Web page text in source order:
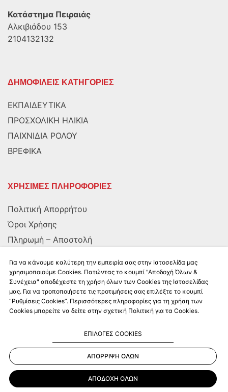
Κατάστημα Πειραιάς
Αλκιβιάδου 153
2104132132
ΔΗΜΟΦΙΛΕΙΣ ΚΑΤΗΓΟΡΙΕΣ
ΕΚΠΑΙΔΕΥΤΙΚΑ
ΠΡΟΣΧΟΛΙΚΗ ΗΛΙΚΙΑ
ΠΑΙΧΝΙΔΙΑ ΡΟΛΟΥ
ΒΡΕΦΙΚΑ
ΧΡΗΣΙΜΕΣ ΠΛΗΡΟΦΟΡΙΕΣ
Πολιτική Απορρήτου
Όροι Χρήσης
Πληρωμή – Αποστολή
ΑΚΟΛΟΥΘΗΣΤΕ ΜΑΣ
Kalkito.gr2026 | All rights reserved
Για να κάνουμε καλύτερη την εμπειρία σας στην Ιστοσελίδα μας
χρησιμοποιούμε Cookies. Πατώντας το κουμπί "Αποδοχή Όλων &
Συνέχεια" αποδέχεστε τη χρήση όλων των Cookies της Ιστοσελίδας
μας. Για να τροποποιήσετε τις προτιμήσεις σας επιλέξτε το κουμπί
“Ρυθμίσεις Cookies”. Περισσότερες πληροφορίες για τη χρήση των
Cookies μπορείτε να δείτε στην σχετική Πολιτική για τα Cookies.
ΕΠΙΛΟΓΕΣ COOKIES
ΑΠΟΡΡΙΨΗ ΟΛΩΝ
ΑΠΟΔΟΧΗ ΟΛΩΝ